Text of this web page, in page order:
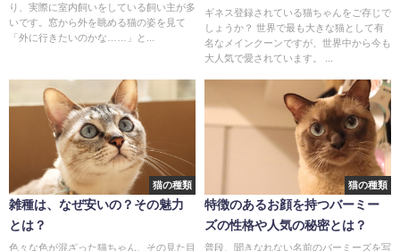
り、実際に室内飼いをしている飼い主が多
いです。窓から外を眺める猫の姿を見て
「外に行きたいのかな……」と...
ギネス登録されている猫ちゃんをご存じで
しょうか？ 世界で最も大きな猫として有
名なメインクーンですが、世界中から今も
大人気で愛されています。 ...
猫の種類
雑種は、なぜ安いの？その魅力
とは？
色々な色が混ざった猫ちゃん、その見た目
猫の種類
特徴のあるお顔を持つバーミー
ズの性格や人気の秘密とは？
普段、聞きなれない名前のバーミーズを写